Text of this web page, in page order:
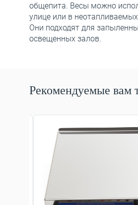
общепита. Весы можно
улице или в
Они подходят для
освещенных залов.
Рекомендуемые вам